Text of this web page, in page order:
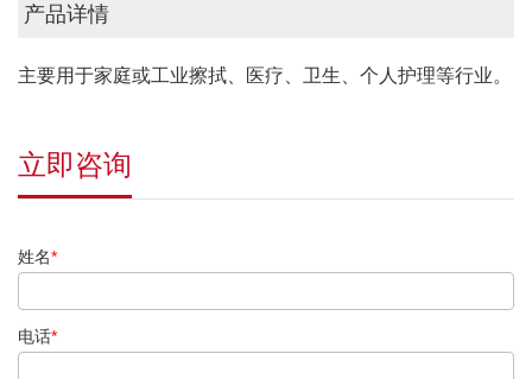
产品详情
主要用于家庭或工业擦拭、医疗、卫生、个人护理等行业。
立即咨询
姓名*
电话*